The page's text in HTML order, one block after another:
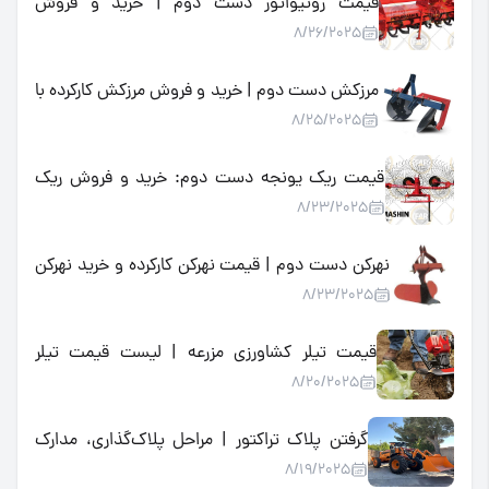
روتیواتور کارکرده ارزان در بازار
8/26/2025
مرزکش دست دوم | خرید و فروش مرزکش کارکرده با
بهترین قیمت در بازار
8/25/2025
قیمت ریک یونجه دست دوم: خرید و فروش ریک
یونجه کارکرده با کیفیت و ارزان
8/23/2025
نهرکن دست دوم | قیمت نهرکن کارکرده و خرید نهرکن
تراکتوری دست دوم با بهترین شرایط
8/23/2025
قیمت تیلر کشاورزی مزرعه | لیست قیمت تیلر
کشاورزی و خرید مناسب
8/20/2025
گرفتن پلاک تراکتور | مراحل پلاک‌گذاری، مدارک
لازم و هزینه‌ها
8/19/2025